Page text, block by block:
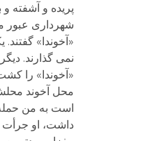
پریده و آشفته
شهرداری عبور
«آخوندا»
نمی گذارند.
«آخوندا» را
محل آخوند
است به من حمله
داشت، او جرأت